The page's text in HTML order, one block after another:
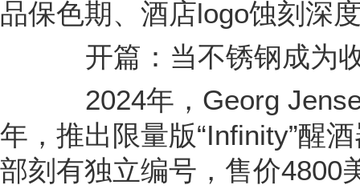
品保色期、酒店logo蚀刻深
开篇：当不锈钢成为
2024年，Georg
年，推出限量版“Infinity”醒
部刻有独立编号，售价4800